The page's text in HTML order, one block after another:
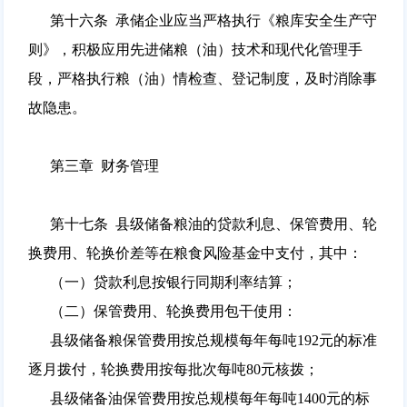
第十六条 承储企业应当严格执行《粮库安全生产守
则》，积极应用先进储粮（油）技术和现代化管理手
段，严格执行粮（油）情检查、登记制度，及时消除事
故隐患。
第三章 财务管理
第十七条 县级储备粮油的贷款利息、保管费用、轮
换费用、轮换价差等在粮食风险基金中支付，其中：
（一）贷款利息按银行同期利率结算；
（二）保管费用、轮换费用包干使用：
县级储备粮保管费用按总规模每年每吨192元的标准
逐月拨付，轮换费用按每批次每吨80元核拨；
县级储备油保管费用按总规模每年每吨1400元的标